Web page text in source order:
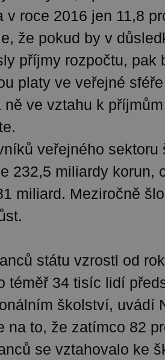
v roce 2016 jen 11,8
že pokud by v
příjmy rozpočtu, pak
platy ve veřejné
ně ve vztahu k
veřejného sektoru
232,5 miliardy korun,
miliard. Meziročně
státu vzrostl od
téměř 34 tisíc lidí
školství, uvádí
na to, že zatímco 82
se vztahovalo ke